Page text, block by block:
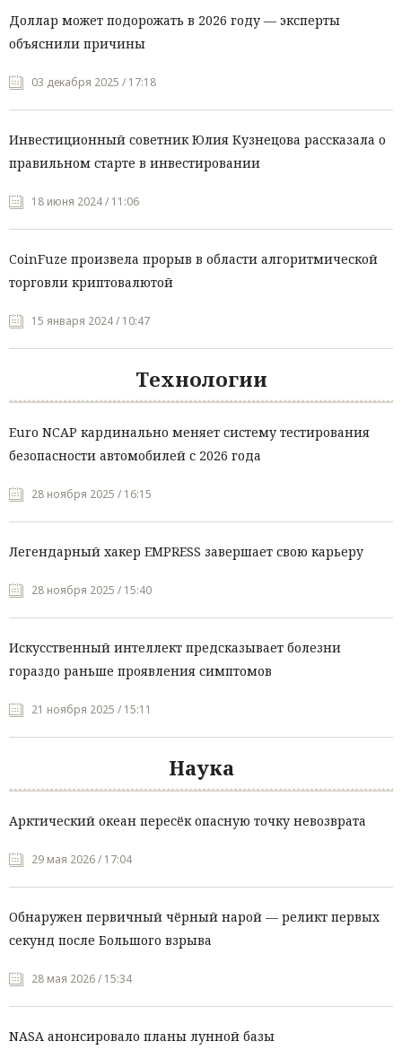
Доллар может подорожать в 2026 году — эксперты
объяснили причины
03 декабря 2025 / 17:18
Инвестиционный советник Юлия Кузнецова рассказала о
правильном старте в инвестировании
18 июня 2024 / 11:06
CoinFuze произвела прорыв в области алгоритмической
торговли криптовалютой
15 января 2024 / 10:47
Технологии
Euro NCAP кардинально меняет систему тестирования
безопасности автомобилей с 2026 года
28 ноября 2025 / 16:15
Легендарный хакер EMPRESS завершает свою карьеру
28 ноября 2025 / 15:40
Искусственный интеллект предсказывает болезни
гораздо раньше проявления симптомов
21 ноября 2025 / 15:11
Наука
Арктический океан пересёк опасную точку невозврата
29 мая 2026 / 17:04
Обнаружен первичный чёрный нарой — реликт первых
секунд после Большого взрыва
28 мая 2026 / 15:34
NASA анонсировало планы лунной базы